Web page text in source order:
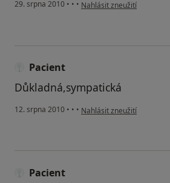
29. srpna 2010 • • • Nahlásit zneužití
Pacient
Důkladná,sympatická
12. srpna 2010 • • • podle názoru uživatele
Nahlásit zneužití
Pacient